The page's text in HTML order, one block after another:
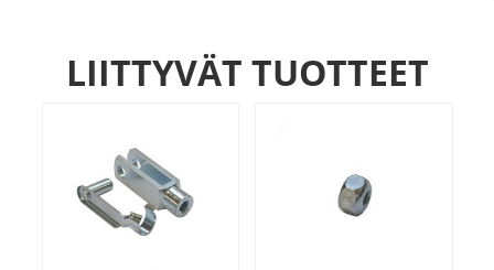
LIITTYVÄT TUOTTEET